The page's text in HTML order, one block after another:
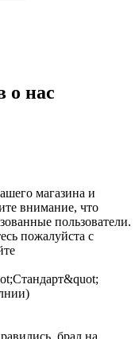
о нас
магазина и
внимание, что
пользователи.
пожалуйста с
брал на